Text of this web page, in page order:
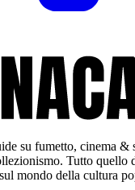
su fumetto, cinema &
Tutto quello
mondo della cultura